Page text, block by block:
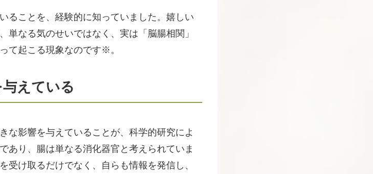
ることを、経験的に知っていました。嬉しい
なる気のせいではなく、実は「脳腸相関」
て起こる現象なのです※。
えている
な影響を与えていることが、科学的研究によ
あり、腸は単なる消化器官と考えられていま
受け取るだけでなく、自らも情報を発信し、